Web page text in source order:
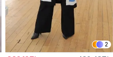
2